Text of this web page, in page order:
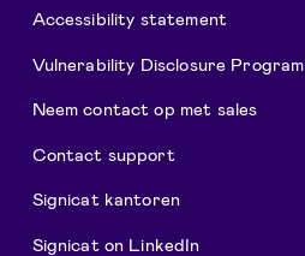
Accessibility statement
Vulnerability Disclosure Program
Neem contact op met sales
Contact support
Signicat kantoren
Signicat on LinkedIn